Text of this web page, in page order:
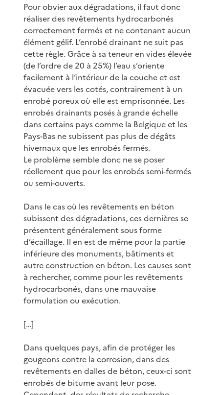
Pour obvier aux dégradations, il faut donc
réaliser des revêtements hydrocarbonés
correctement fermés et ne contenant aucun
élément gélif. L’enrobé drainant ne suit pas
cette règle. Grâce à sa teneur en vides élevée
(de l’ordre de 20 à 25%) l’eau s’oriente
facilement à l’intérieur de la couche et est
évacuée vers les cotés, contrairement à un
enrobé poreux où elle est emprisonnée. Les
enrobés drainants posés à grande échelle
dans certains pays comme la Belgique et les
Pays-Bas ne subissent pas plus de dégâts
hivernaux que les enrobés fermés.
Le problème semble donc ne se poser
réellement que pour les enrobés semi-fermés
ou semi-ouverts.
Dans le cas où les revêtements en béton
subissent des dégradations, ces dernières se
présentent généralement sous forme
d’écaillage. Il en est de même pour la partie
inférieure des monuments, bâtiments et
autre construction en béton. Les causes sont
à rechercher, comme pour les revêtements
hydrocarbonés, dans une mauvaise
formulation ou exécution.
[…]
Dans quelques pays, afin de protéger les
gougeons contre la corrosion, dans des
revêtements en dalles de béton, ceux-ci sont
enrobés de bitume avant leur pose.